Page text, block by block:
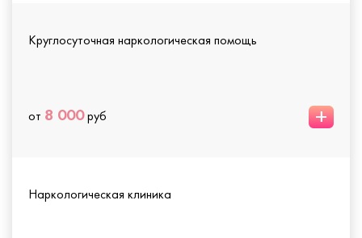
Круглосуточная наркологическая помощь
от 8 000руб +
Наркологическая клиника